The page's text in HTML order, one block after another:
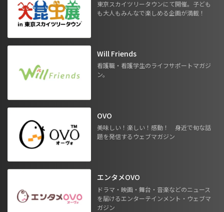
東京スカイツリータウンにて開催。子ども
も大人もみんなで楽しめる企画が満載！
Will Friends
看護職・看護学生のライフサポートマガジ
ン。
OVO
美味しい！楽しい！感動！ 身近で旬な話
題を発信するウェブマガジン
エンタメOVO
ドラマ・映画・舞台・音楽などのニュース
を届けるエンターテインメント・ウェブマ
ガジン